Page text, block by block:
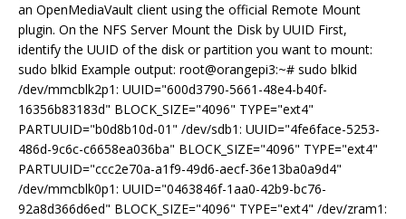
an OpenMediaVault client using the official Remote Mount
plugin. On the NFS Server Mount the Disk by UUID First,
identify the UUID of the disk or partition you want to mount:
sudo blkid Example output: root@orangepi3:~# sudo blkid
/dev/mmcblk2p1: UUID="600d3790-5661-48e4-b40f-
16356b83183d" BLOCK_SIZE="4096" TYPE="ext4"
PARTUUID="b0d8b10d-01" /dev/sdb1: UUID="4fe6face-5253-
486d-9c6c-c6658ea036ba" BLOCK_SIZE="4096" TYPE="ext4"
PARTUUID="ccc2e70a-a1f9-49d6-aecf-36e13ba0a9d4"
/dev/mmcblk0p1: UUID="0463846f-1aa0-42b9-bc76-
92a8d366d6ed" BLOCK_SIZE="4096" TYPE="ext4" /dev/zram1: